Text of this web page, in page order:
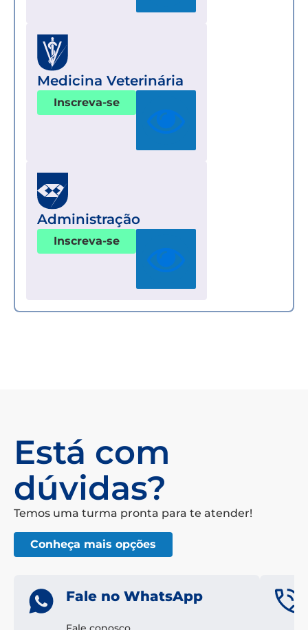
Medicina Veterinária
Inscreva-se
Administração
Inscreva-se
Está com
dúvidas?
Temos uma turma pronta para te atender!
Conheça mais opções
Fale no WhatsApp